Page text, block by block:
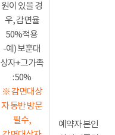
원이 있을 경
우, 감면율
50%적용
-예) 보훈대
상자+그가족
: 50%
※ 감면대상
자 동반 방문
필수,
예약자 본인